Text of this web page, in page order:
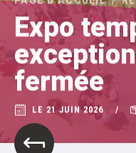
Expo
fermée
LE 21 JUIN 2026